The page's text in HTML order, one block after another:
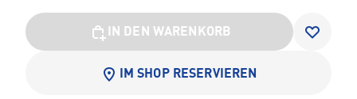
IN DEN WARENKORB
IM SHOP RESERVIEREN